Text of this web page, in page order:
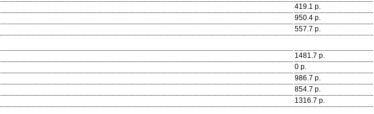
419.1 р.
950.4 р.
557.7 р.
1481.7 р.
0 р.
986.7 р.
854.7 р.
1316.7 р.